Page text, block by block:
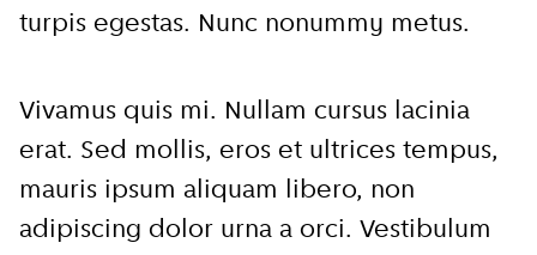
turpis egestas. Nunc nonummy metus.
Vivamus quis mi. Nullam cursus lacinia
erat. Sed mollis, eros et ultrices tempus,
mauris ipsum aliquam libero, non
adipiscing dolor urna a orci. Vestibulum